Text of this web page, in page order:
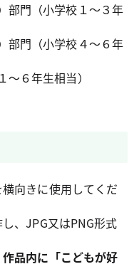
部門（小学校１～３年
部門（小学校４～６年
６年生相当）
向きに使用してくだ
、JPG又はPNG形式
作品内に「こどもが好